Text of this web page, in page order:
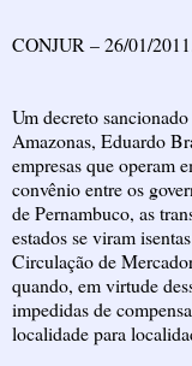
CONJUR – 26/01/
Um decreto
Amazonas, Eduardo
empresas que operam
convênio entre os
de Pernambuco, as
estados se viram
Circulação de
quando, em virtude
impedidas de
localidade para